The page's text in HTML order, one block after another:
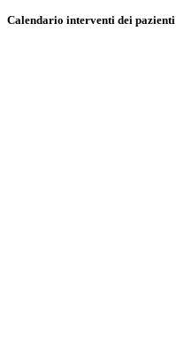
Calendario interventi dei pazienti